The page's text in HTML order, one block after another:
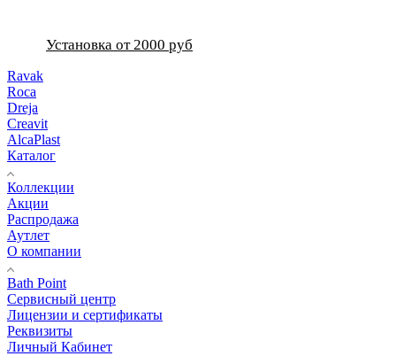
Установка от 2000 руб
Ravak
Roca
Dreja
Creavit
AlcaPlast
Каталог
Коллекции
Акции
Распродажа
Аутлет
О компании
Bath Point
Сервисный центр
Лицензии и сертификаты
Реквизиты
Личный Кабинет